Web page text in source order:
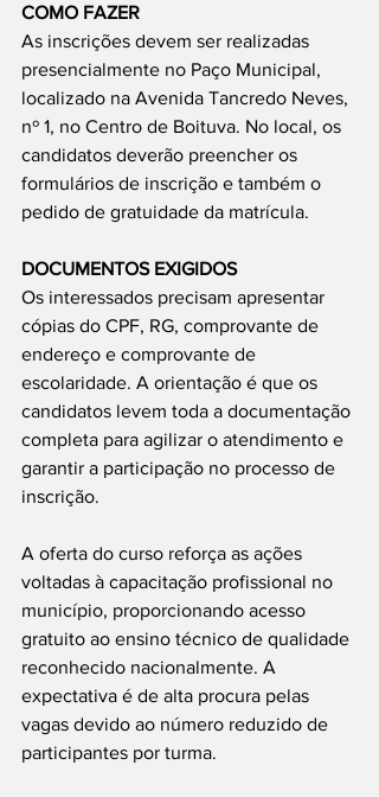
COMO FAZER
As inscrições devem ser realizadas
presencialmente no Paço Municipal,
localizado na Avenida Tancredo Neves,
nº 1, no Centro de Boituva. No local, os
candidatos deverão preencher os
formulários de inscrição e também o
pedido de gratuidade da matrícula.
DOCUMENTOS EXIGIDOS
Os interessados precisam apresentar
cópias do CPF, RG, comprovante de
endereço e comprovante de
escolaridade. A orientação é que os
candidatos levem toda a documentação
completa para agilizar o atendimento e
garantir a participação no processo de
inscrição.
A oferta do curso reforça as ações
voltadas à capacitação profissional no
município, proporcionando acesso
gratuito ao ensino técnico de qualidade
reconhecido nacionalmente. A
expectativa é de alta procura pelas
vagas devido ao número reduzido de
participantes por turma.